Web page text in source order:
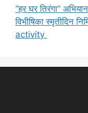
“हर घर तिरंगा”
विभीषिका स्मृतीदिन
activity